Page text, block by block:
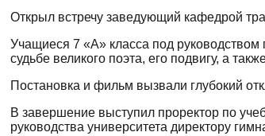
Открыл встречу заведующий кафедрой
Учащиеся 7 «А» класса под
судьбе великого поэта, его подвигу, а
Постановка и фильм вызвали глубокий
В завершение выступил проректор по
руководства университета директору